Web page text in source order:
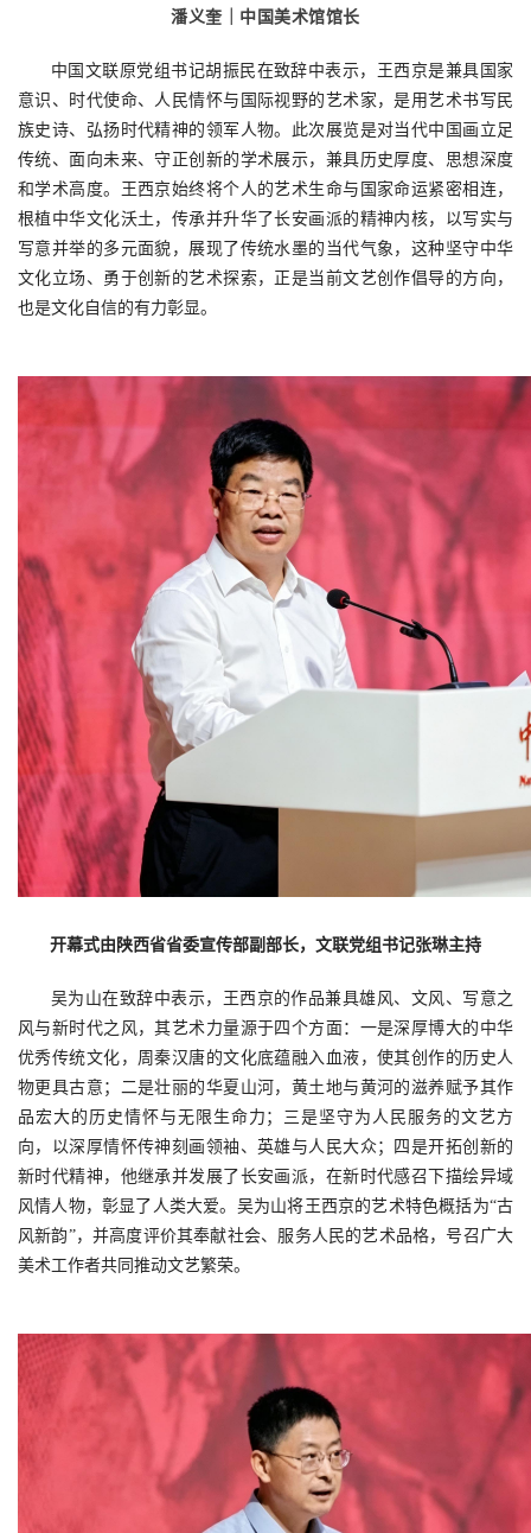
潘义奎｜中国美术馆馆长
中国文联原党组书记胡振民在致辞中表示，王西京是兼具国家
意识、时代使命、人民情怀与国际视野的艺术家，是用艺术书写民
族史诗、弘扬时代精神的领军人物。此次展览是对当代中国画立足
传统、面向未来、守正创新的学术展示，兼具历史厚度、思想深度
和学术高度。王西京始终将个人的艺术生命与国家命运紧密相连，
根植中华文化沃土，传承并升华了长安画派的精神内核，以写实与
写意并举的多元面貌，展现了传统水墨的当代气象，这种坚守中华
文化立场、勇于创新的艺术探索，正是当前文艺创作倡导的方向，
也是文化自信的有力彰显。
开幕式由陕西省省委宣传部副部长，文联党组书记张琳主持
吴为山在致辞中表示，王西京的作品兼具雄风、文风、写意之
风与新时代之风，其艺术力量源于四个方面：一是深厚博大的中华
优秀传统文化，周秦汉唐的文化底蕴融入血液，使其创作的历史人
物更具古意；二是壮丽的华夏山河，黄土地与黄河的滋养赋予其作
品宏大的历史情怀与无限生命力；三是坚守为人民服务的文艺方
向，以深厚情怀传神刻画领袖、英雄与人民大众；四是开拓创新的
新时代精神，他继承并发展了长安画派，在新时代感召下描绘异域
风情人物，彰显了人类大爱。吴为山将王西京的艺术特色概括为“古
风新韵”，并高度评价其奉献社会、服务人民的艺术品格，号召广大
美术工作者共同推动文艺繁荣。